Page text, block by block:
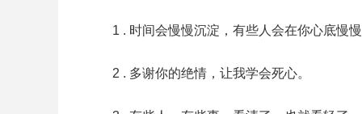
1 . 时间会慢慢沉淀，有些人会在你心底慢
2 . 多谢你的绝情，让我学会死心。